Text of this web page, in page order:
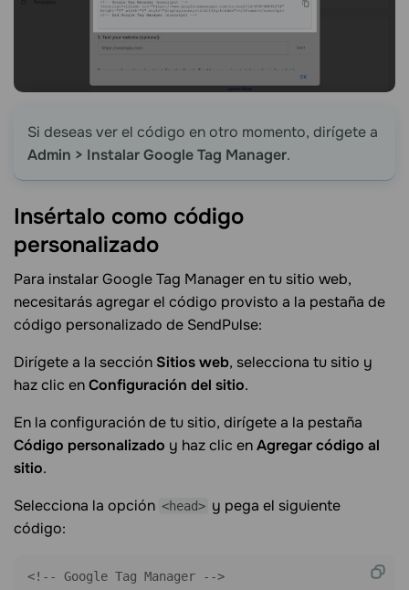
Si deseas ver el código en otro momento, dirígete a
Admin > Instalar Google Tag Manager.
Insértalo como código
personalizado
Para instalar Google Tag Manager en tu sitio web,
necesitarás agregar el código provisto a la pestaña de
código personalizado de SendPulse:
Dirígete a la sección Sitios web, selecciona tu sitio y
haz clic enConfiguración del sitio.
En la configuración de tu sitio, dirígete a la pestaña
Código personalizado y haz clic enAgregar código al
sitio.
Selecciona la opción <head> y pega el siguiente
código:
<!-- Google Tag Manager -->